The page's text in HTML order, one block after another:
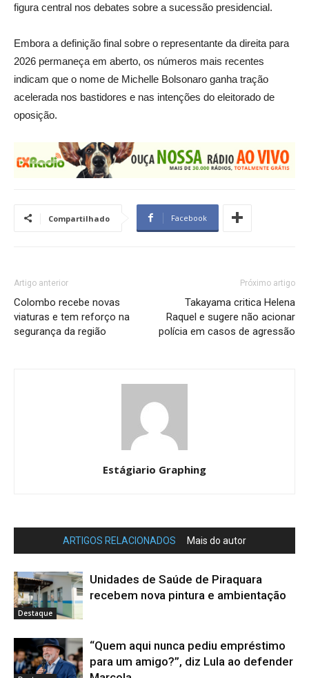
figura central nos debates sobre a sucessão presidencial.
Embora a definição final sobre o representante da direita para
2026 permaneça em aberto, os números mais recentes
indicam que o nome de Michelle Bolsonaro ganha tração
acelerada nos bastidores e nas intenções do eleitorado de
oposição.
Compartilhado Facebook
Artigo anterior
Colombo recebe novas
viaturas e tem reforço na
segurança da região
Próximo artigo
Takayama critica Helena
Raquel e sugere não acionar
polícia em casos de agressão
Estágiario Graphing
ARTIGOS RELACIONADOS Mais do autor
Destaque
Unidades de Saúde de Piraquara
recebem nova pintura e ambientação
“Quem aqui nunca pediu empréstimo
para um amigo?”, diz Lula ao defender